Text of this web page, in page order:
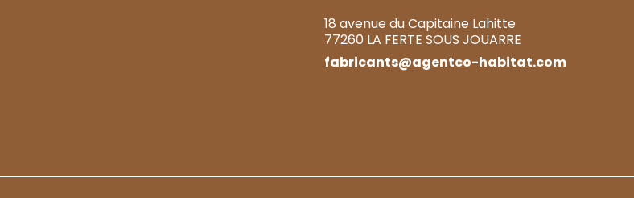
18 avenue du Capitaine Lahitte
77260 LA FERTE SOUS JOUARRE
fabricants@agentco-habitat.com